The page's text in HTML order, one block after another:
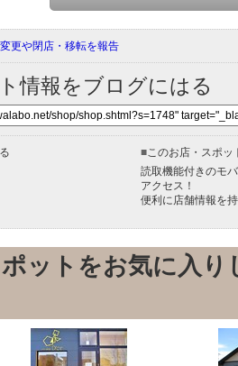
更や閉店・移転を報告
情報をブログにはる
■このお店・スポッ
読取機能付きのモ
アクセス！
便利に店舗情報を
ットをお気に入